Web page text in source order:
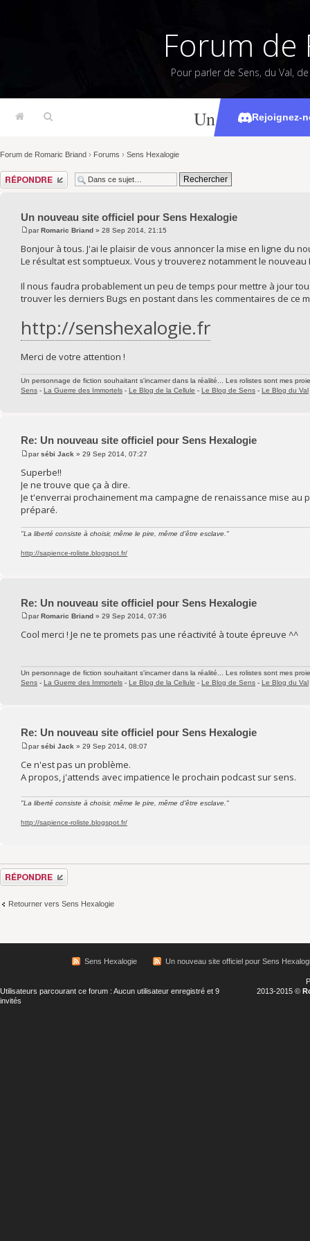
Forum de
Pour parler de Sens, du Val,
Rejoignez-
Un nouveau
Forum de Romaric Briand › Forums › Sens Hexalogie
Répondre
Un nouveau site officiel pour Sens Hexalogie
parRomaric Briand » 28 Sep 2014, 21:15
Bonjour à tous. J'ai le plaisir de vous annoncer la mise en ligne du
Le résultat est somptueux. Vous y trouverez notamment le nouveau
Il nous faudra probablement un peu de temps pour mettre à jour
trouver les derniers Bugs en postant dans les commentaires de ce
http://senshexalogie.fr
Merci de votre attention !
Un personnage de fiction souhaitant s'incarner dans la réalité... Les rolistes sont mes
Sens - La Guerre des Immortels - Le Blog de la Cellule - Le Blog de Sens - Le Blog du Val
Re: Un nouveau site officiel pour Sens Hexalogie
parsébi Jack » 29 Sep 2014, 07:27
Superbe!!
Je ne trouve que ça à dire.
Je t'enverrai prochainement ma campagne de renaissance mise
préparé.
"La liberté consiste à choisir, même le pire, même d'être esclave."
http://sapience-roliste.blogspot.fr/
Re: Un nouveau site officiel pour Sens Hexalogie
parRomaric Briand » 29 Sep 2014, 07:36
Cool merci ! Je ne te promets pas une réactivité à toute épreuve ^^
Un personnage de fiction souhaitant s'incarner dans la réalité... Les rolistes sont mes
Sens - La Guerre des Immortels - Le Blog de la Cellule - Le Blog de Sens - Le Blog du Val
Re: Un nouveau site officiel pour Sens Hexalogie
parsébi Jack » 29 Sep 2014, 08:07
Ce n'est pas un problème.
A propos, j'attends avec impatience le prochain podcast sur sens.
"La liberté consiste à choisir, même le pire, même d'être esclave."
http://sapience-roliste.blogspot.fr/
Répondre
Retourner vers Sens Hexalogie
Sens Hexalogie Un nouveau site officiel pour Sens
Utilisateurs parcourant ce forum : Aucun utilisateur enregistré et 9
invités
2013-2015 ©